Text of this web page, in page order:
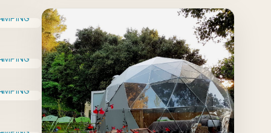
Details
Offer!
Quick View